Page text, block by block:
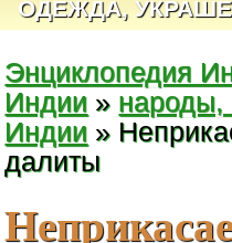
ОДЕЖДА,
Энциклопедия
Индии » народы,
Индии »
далиты